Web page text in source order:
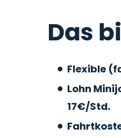
Das
Flexible
Lohn
17€/Std.